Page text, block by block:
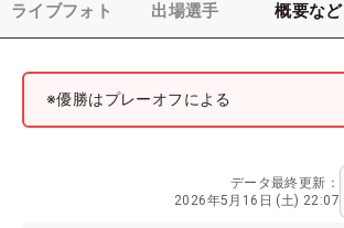
ライブフォト 出場選手 概要など
※優勝はプレーオフによる
データ最終更新：
2026年5月16日 (土) 22:07